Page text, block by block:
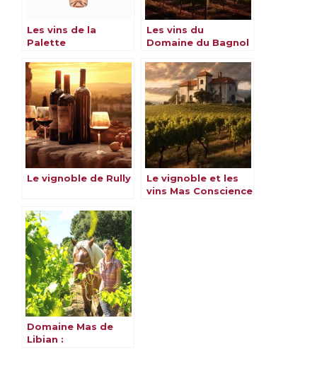
Les vins de la
Palette
Les vins du
Domaine du Bagnol
Le vignoble de Rully
Le vignoble et les
vins Mas Conscience
Domaine Mas de
Libian :